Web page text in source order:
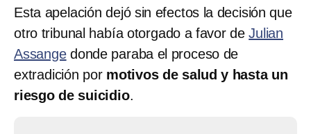
Esta apelación dejó sin efectos la decisión que
otro tribunal había otorgado a favor deJulian
Assangedonde paraba el proceso de
extradición por motivos de salud y hasta un
riesgo de suicidio.